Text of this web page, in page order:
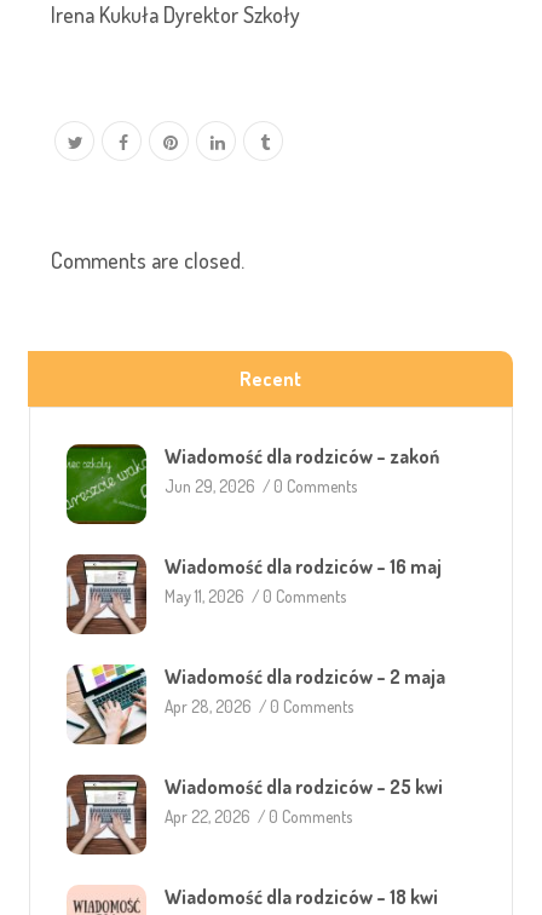
Irena Kukuła Dyrektor Szkoły
Comments are closed.
Recent
Wiadomość dla rodziców – zakoń
Jun 29, 2026 / 0 Comments
Wiadomość dla rodziców – 16 maj
May 11, 2026 / 0 Comments
Wiadomość dla rodziców – 2 maja
Apr 28, 2026 / 0 Comments
Wiadomość dla rodziców – 25 kwi
Apr 22, 2026 / 0 Comments
Wiadomość dla rodziców – 18 kwi